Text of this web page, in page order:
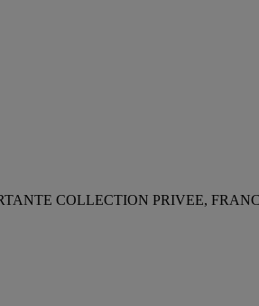
COLLECTION PRIVEE,